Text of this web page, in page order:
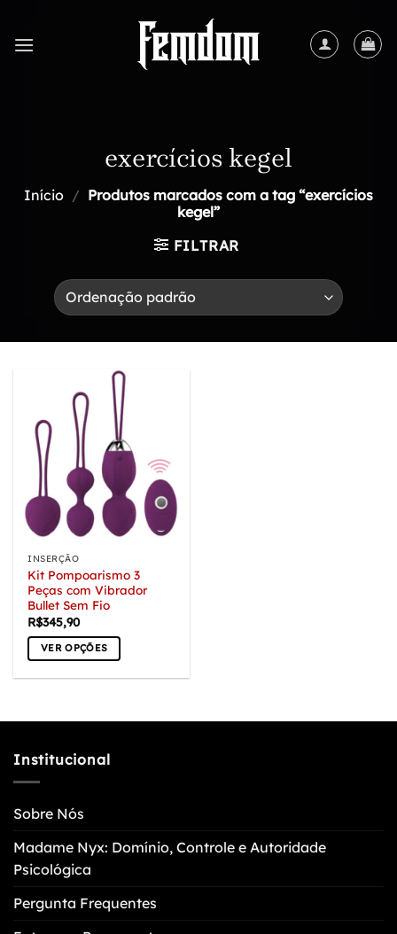
content
exercícios kegel
Início / Produtos marcados com a tag “exercícios
kegel”
FILTRAR
INSERÇÃO
Kit Pompoarismo 3
Peças com Vibrador
Bullet Sem Fio
R$345,90
VER OPÇÕES
várias
As
opções
ser
na
página
produto
Institucional
Sobre Nós
Madame Nyx: Domínio, Controle e Autoridade
Psicológica
Pergunta Frequentes